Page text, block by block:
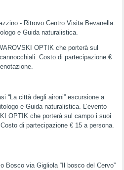
- Ritrovo Centro Visita Bevanella.
e Guida naturalistica.
OPTIK che porterà sul
Costo di partecipazione €
“La città degli aironi” escursione a
e Guida naturalistica. L’evento
OPTIK che porterà sul campo i suoi
di partecipazione € 15 a persona.
Bosco via Gigliola “Il bosco del Cervo”